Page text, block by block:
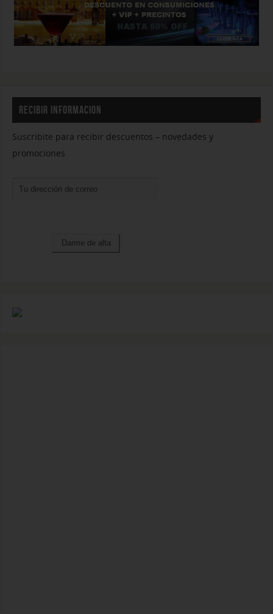
RECIBIR INFORMACION
Suscribite para recibir descuentos – novedades y
promociones